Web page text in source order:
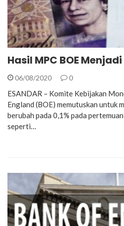
Hasil MPC BOE
06/08/2020 0
ESANDAR – Komite Kebijakan
England (BOE) memutuskan untuk
berubah pada 0,1% pada
seperti…